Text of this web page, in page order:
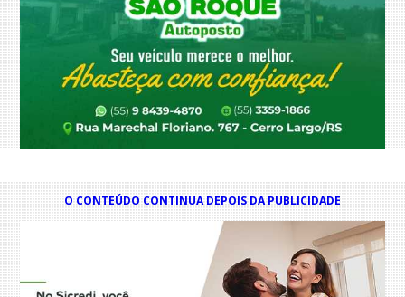
O CONTEÚDO CONTINUA DEPOIS DA PUBLICIDADE